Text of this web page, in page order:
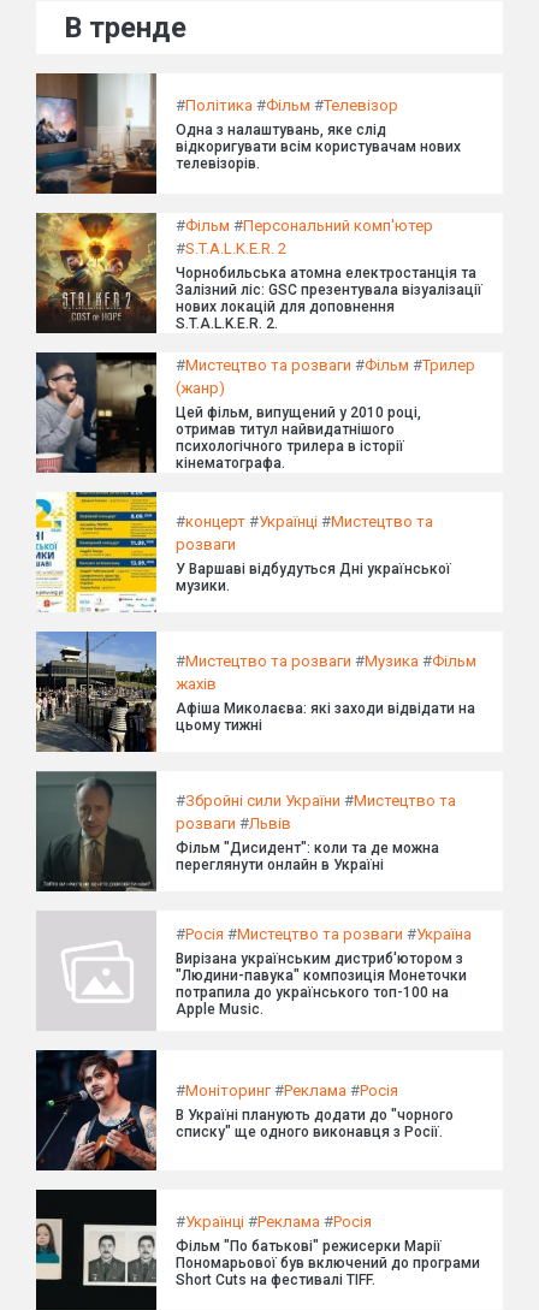
В тренде
#Політика #Фільм #Телевізор
Одна з налаштувань, яке слід
відкоригувати всім користувачам нових
телевізорів.
#Фільм #Персональний комп'ютер
#S.T.A.L.K.E.R. 2
Чорнобильська атомна електростанція та
Залізний ліс: GSC презентувала візуалізації
нових локацій для доповнення
S.T.A.L.K.E.R. 2.
#Мистецтво та розваги #Фільм #Трилер
(жанр)
Цей фільм, випущений у 2010 році,
отримав титул найвидатнішого
психологічного трилера в історії
кінематографа.
#концерт #Українці #Мистецтво та
розваги
У Варшаві відбудуться Дні української
музики.
#Мистецтво та розваги #Музика #Фільм
жахів
Афіша Миколаєва: які заходи відвідати на
цьому тижні
#Збройні сили України #Мистецтво та
розваги #Львів
Фільм "Дисидент": коли та де можна
переглянути онлайн в Україні
#Росія #Мистецтво та розваги #Україна
Вирізана українським дистриб'ютором з
"Людини-павука" композиція Монеточки
потрапила до українського топ-100 на
Apple Music.
#Моніторинг#Реклама #Росія
В Україні планують додати до "чорного
списку" ще одного виконавця з Росії.
#Українці #Реклама #Росія
Фільм "По батькові" режисерки Марії
Пономарьової був включений до програми
Short Cuts на фестивалі TIFF.